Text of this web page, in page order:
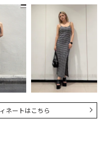
ネートはこちら